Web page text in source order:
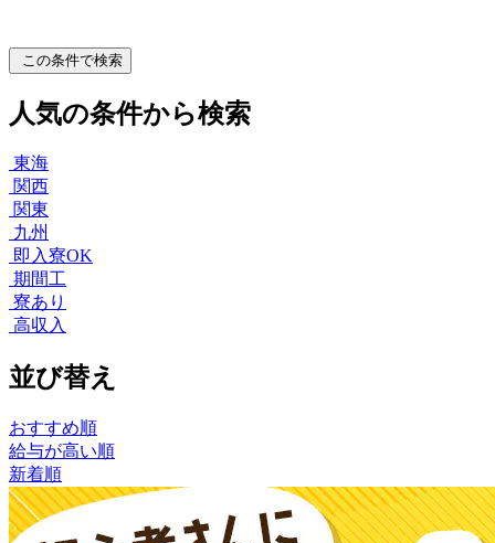
この条件で検索
人気の条件から検索
東海
関西
関東
九州
即入寮OK
期間工
寮あり
高収入
並び替え
おすすめ順
給与が高い順
新着順